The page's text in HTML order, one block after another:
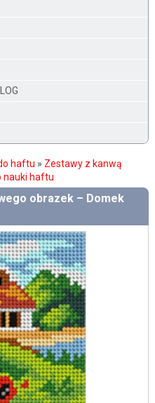
haftu » Zestawy z kanwą
nauki haftu
obrazek – Domek